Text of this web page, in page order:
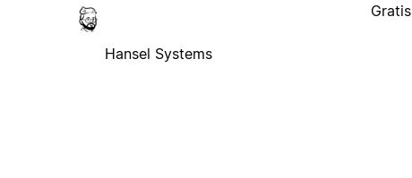
Hansel Systems
Gratis